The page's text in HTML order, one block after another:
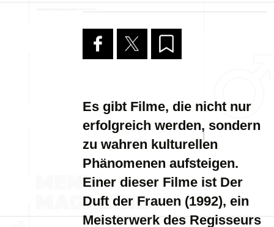
Es gibt Filme, die nicht nur
erfolgreich werden, sondern
zu wahren kulturellen
Phänomenen aufsteigen.
Einer dieser Filme ist Der
Duft der Frauen (1992), ein
Meisterwerk des Regisseurs